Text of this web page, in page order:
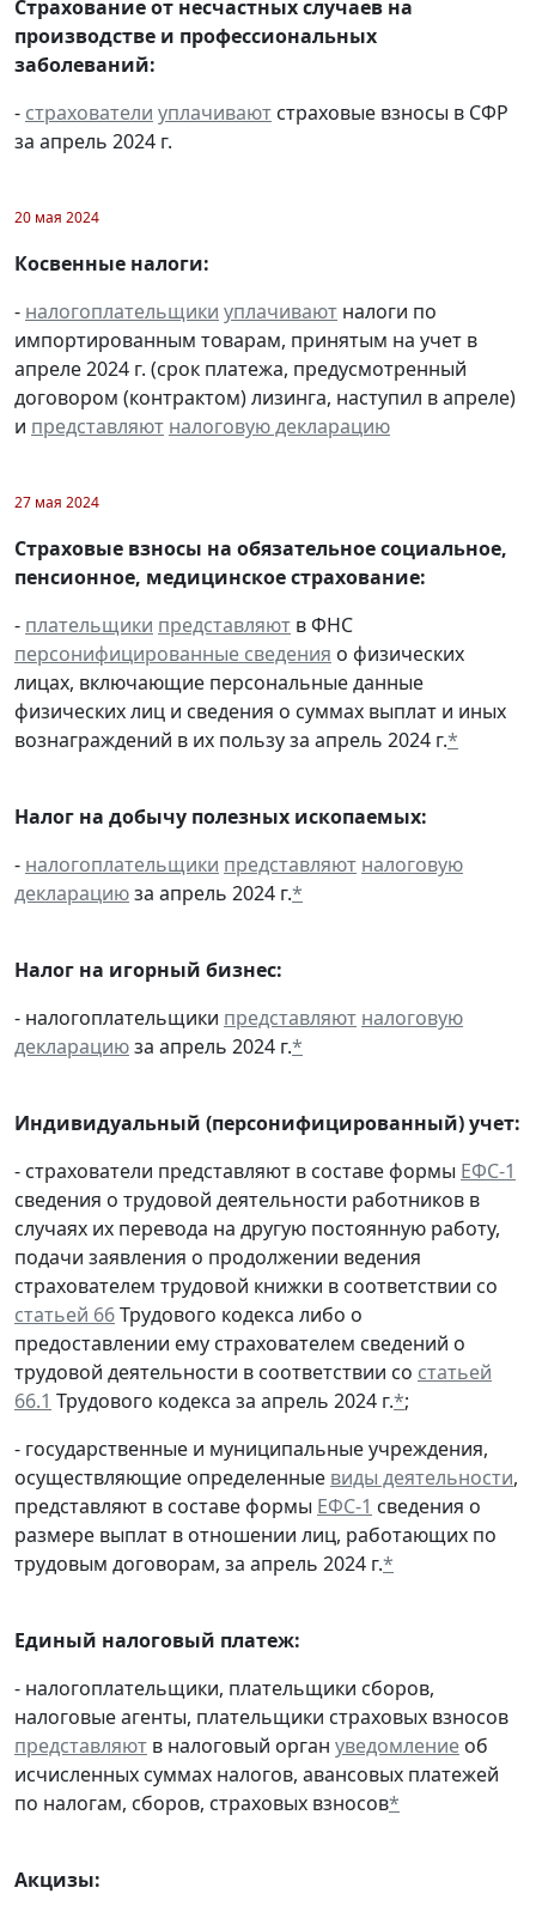
Страхование от несчастных случаев на
производстве и профессиональных
заболеваний:
- страхователи уплачивают страховые взносы в СФР
за апрель 2024 г.
20 мая 2024
Косвенные налоги:
- налогоплательщики уплачивают налоги по
импортированным товарам, принятым на учет в
апреле 2024 г. (срок платежа, предусмотренный
договором (контрактом) лизинга, наступил в апреле)
и представляют налоговую декларацию
27 мая 2024
Страховые взносы на обязательное социальное,
пенсионное, медицинское страхование:
- плательщики представляют в ФНС
персонифицированные сведения о физических
лицах, включающие персональные данные
физических лиц и сведения о суммах выплат и иных
вознаграждений в их пользу за апрель 2024 г.*
Налог на добычу полезных ископаемых:
- налогоплательщики представляют налоговую
декларациюза апрель 2024 г.*
Налог на игорный бизнес:
- налогоплательщики представляют налоговую
декларациюза апрель 2024 г.*
Индивидуальный (персонифицированный) учет:
- страхователи представляют в составе формы ЕФС-1
сведения о трудовой деятельности работников в
случаях их перевода на другую постоянную работу,
подачи заявления о продолжении ведения
страхователем трудовой книжки в соответствии со
статьей 66Трудового кодекса либо о
предоставлении ему страхователем сведений о
трудовой деятельности в соответствии со статьей
66.1 Трудового кодекса за апрель 2024 г.*;
- государственные и муниципальные учреждения,
осуществляющие определенные виды деятельности,
представляют в составе формы ЕФС-1 сведения о
размере выплат в отношении лиц, работающих по
трудовым договорам, за апрель 2024 г.*
Единый налоговый платеж:
- налогоплательщики, плательщики сборов,
налоговые агенты, плательщики страховых взносов
представляют в налоговый орган уведомление об
исчисленных суммах налогов, авансовых платежей
по налогам, сборов, страховых взносов*
Акцизы: